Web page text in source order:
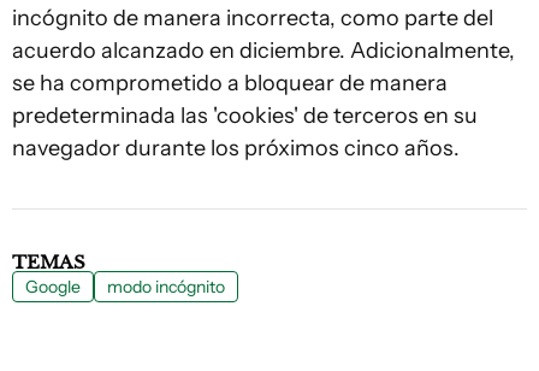
incógnito de manera incorrecta, como parte del
acuerdo alcanzado en diciembre. Adicionalmente,
se ha comprometido a bloquear de manera
predeterminada las 'cookies' de terceros en su
navegador durante los próximos cinco años.
TEMAS
Google modo incógnito